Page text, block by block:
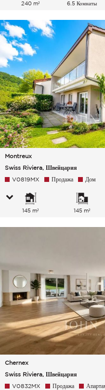
240 m² 6.5 Комнаты
Montreux
Swiss Riviera, Швейцария
V0819MX Продажа Дом
145 m² 145 m²
Chernex
Swiss Riviera, Швейцария
V0832MX Продажа